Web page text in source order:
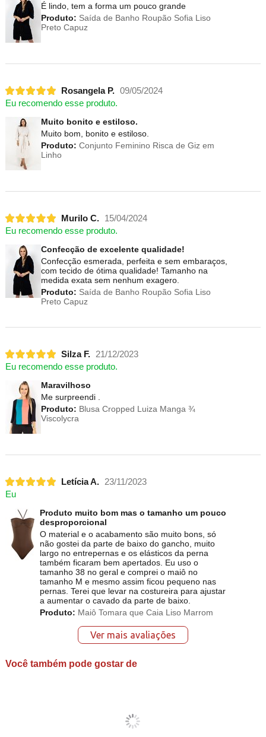
É lindo, tem a forma um pouco grande
Produto: Saída de Banho Roupão Sofia Liso
Preto Capuz
Rosangela P. 09/05/2024
Eu recomendo esse produto.
Muito bonito e estiloso.
Muito bom, bonito e estiloso.
Produto: Conjunto Feminino Risca de Giz em
Linho
Murilo C.
15/04/2024
Eu recomendo esse produto.
Confecção de excelente qualidade!
Confecção esmerada, perfeita e sem embaraços,
com tecido de ótima qualidade! Tamanho na
medida exata sem nenhum exagero.
Produto: Saída de Banho Roupão Sofia Liso
Preto Capuz
Silza F.
21/12/2023
Eu recomendo esse produto.
Maravilhoso
Me surpreendi .
Produto: Blusa Cropped Luiza Manga ¾
Viscolycra
Letícia A.
23/11/2023
Eu
Produto muito bom mas o tamanho um pouco
desproporcional
O material e o acabamento são muito bons, só
não gostei da parte de baixo do gancho, muito
largo no entrepernas e os elásticos da perna
também ficaram bem apertados. Eu uso o
tamanho 38 no geral e comprei o maiô no
tamanho M e mesmo assim ficou pequeno nas
pernas. Terei que levar na costureira para ajustar
a aumentar o cavado da parte de baixo.
Produto: Maiô Tomara que Caia Liso Marrom
Ver mais avaliações
Você também pode gostar de